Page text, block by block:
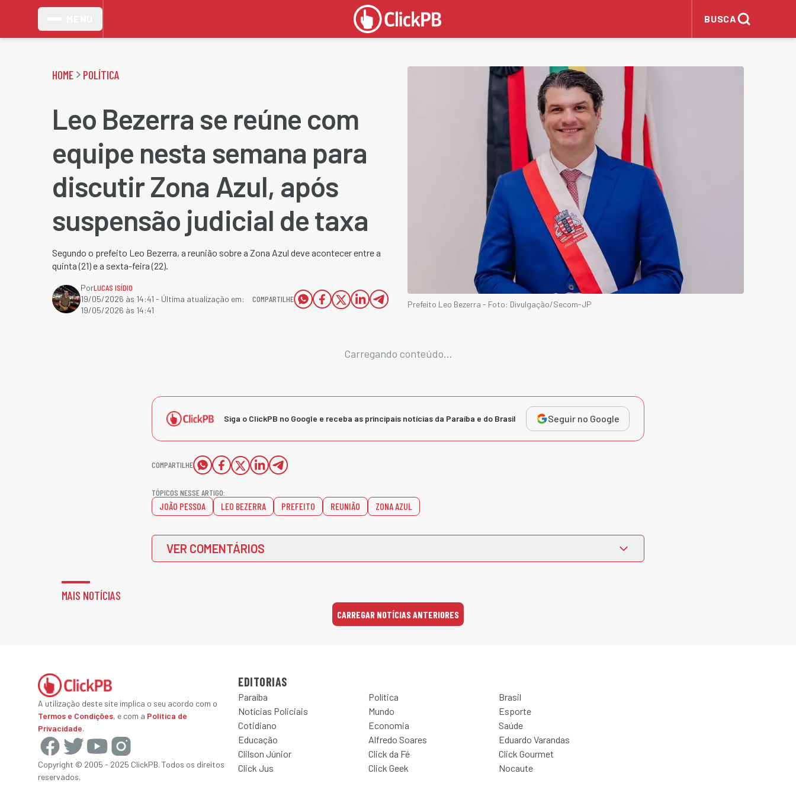
BUSCA
HOME POLÍTICA
Leo Bezerra se reúne com
equipe nesta semana para
discutir Zona Azul, após
suspensão judicial de taxa
Segundo o prefeito Leo Bezerra, a reunião sobre a Zona Azul deve acontecer entre a
quinta (21) e a sexta-feira (22).
PorLUCAS ISÍDIO
19/05/2026 às 14:41 - Última atualização em:
19/05/2026 às 14:41
COMPARTILHE
Prefeito Leo Bezerra - Foto: Divulgação/Secom-JP
Carregando conteúdo...
Siga o ClickPB no Google e receba as principais notícias da Paraíba e do Brasil Seguir no Google
COMPARTILHE
TÓPICOS NESSE ARTIGO:
JOÃO PESSOA LEO BEZERRA PREFEITO REUNIÃO ZONA AZUL
VER COMENTÁRIOS
MAIS NOTÍCIAS
CARREGAR NOTÍCIAS ANTERIORES
A utilização deste site implica o seu acordo com o
Termos e Condições, e com a Política de
Privacidade.
Copyright © 2005 - 2025 ClickPB. Todos os direitos
reservados.
EDITORIAS
Paraíba Política
Brasil
Notícias Policiais
Mundo
Esporte
Cotidiano
Economia
Saúde
Educação
Alfredo Soares
Eduardo Varandas
Clilson Júnior
Click da Fé
Click Gourmet
Click Jus
Click Geek Nocaute